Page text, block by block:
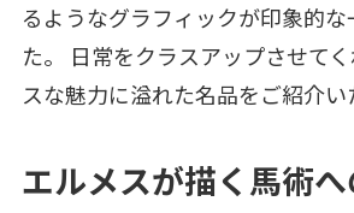
るようなグラフィックが印象的
た。 日常をクラスアップさせて
スな魅力に溢れた名品をご紹介い
エルメスが描く馬術